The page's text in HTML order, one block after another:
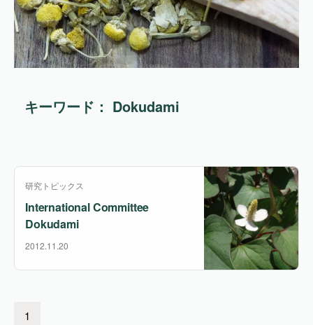
キーワード： Dokudami
研究トピックス
International Committee
Dokudami
2012.11.20
1